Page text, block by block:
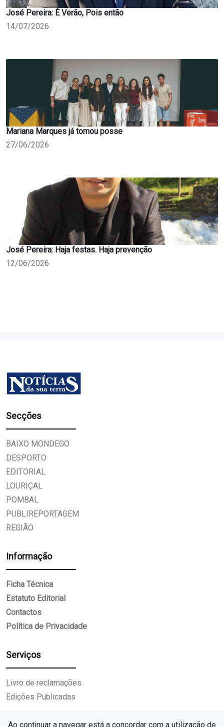
José Pereira: È Verão, Pois então
14/07/2026
Mariana Marques já tomou posse
27/06/2026
José Pereira: Haja festas. Haja prevenção
12/06/2026
Secções
BAIXO MONDEGO
DESPORTO
EDITORIAL
LOURIÇAL
POMBAL
PUBLIREPORTAGEM
REGIÃO
Informação
Ficha Técnica
Estatuto Editorial
Contactos
Política de Privacidade
Serviços
Livro de reclamações
Edições Publicadas
Ao continuar a navegar está a concordar com a utilização de